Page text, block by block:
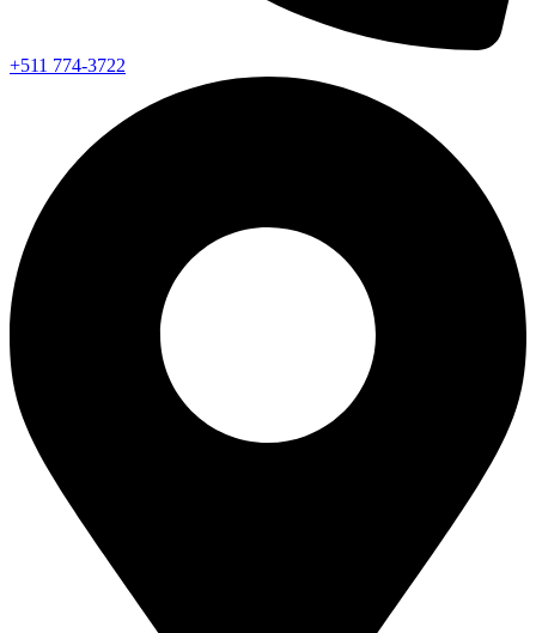
+511 774-3722